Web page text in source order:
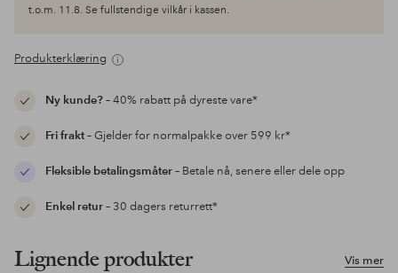
t.o.m. 11.8. Se fullstendige vilkår i kassen.
Produkterklæring
Ny kunde?– 40% rabatt på dyreste vare*
Fri frakt– Gjelder for normalpakke over 599 kr*
Fleksible betalingsmåter– Betale nå, senere eller dele opp
Enkel retur– 30 dagers returrett*
Vis mer
Lignende produkter